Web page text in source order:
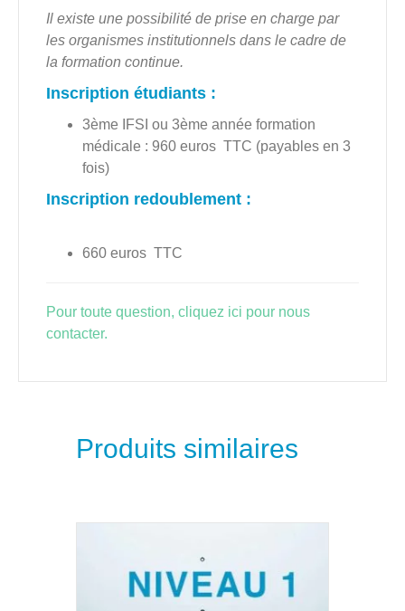
Il existe une possibilité de prise en charge par
les organismes institutionnels dans le cadre de
la formation continue.
Inscription étudiants :
3ème IFSI ou 3ème année formation
médicale : 960 euros TTC (payables en 3
fois)
Inscription redoublement :
660 euros TTC
Pour toute question, cliquez ici pour nous
contacter.
Produits similaires